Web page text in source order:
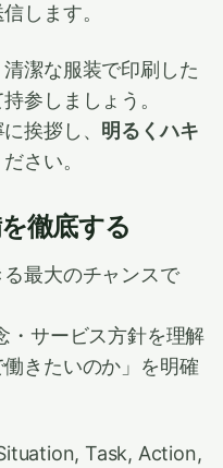
します。
潔な服装で印刷した
参しましょう。
挨拶し、 明るくハキ
さい。
徹底する
最大のチャンスで
・サービス方針を理解
きたいのか」を明確
Task, Action,